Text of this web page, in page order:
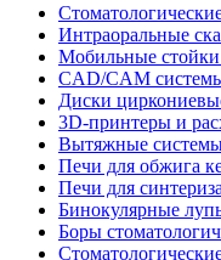
Интраоральные
Мобильные стойки
CAD/CAM
Диски
3D-принтеры и
Вытяжные
Печи для обжига
Печи для
Бинокулярные
Боры